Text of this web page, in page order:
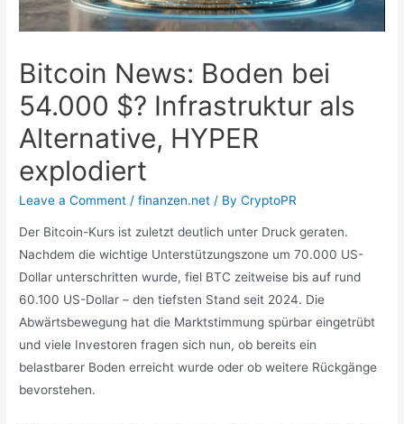
Bitcoin News: Boden bei
54.000 $? Infrastruktur als
Alternative, HYPER
explodiert
Leave a Comment /finanzen.net / ByCryptoPR
Der Bitcoin-Kurs ist zuletzt deutlich unter Druck geraten.
Nachdem die wichtige Unterstützungszone um 70.000 US-
Dollar unterschritten wurde, fiel BTC zeitweise bis auf rund
60.100 US-Dollar – den tiefsten Stand seit 2024. Die
Abwärtsbewegung hat die Marktstimmung spürbar eingetrübt
und viele Investoren fragen sich nun, ob bereits ein
belastbarer Boden erreicht wurde oder ob weitere Rückgänge
bevorstehen.